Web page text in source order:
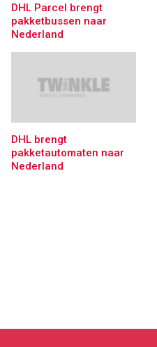
DHL Parcel brengt
pakketbussen naar
Nederland
DHL brengt
pakketautomaten naar
Nederland